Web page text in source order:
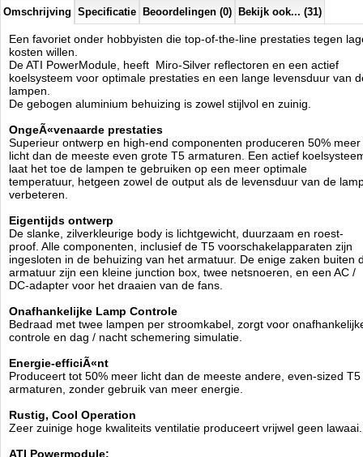
Individuele Parabool-stijl Reflectoren gemaakt van zilver-
gecoate 98% Reflecterende Aluminium
Active Cooling System
Ingebouwde elektronische ballast
acryl Shield
3 meter Power Cords (x2)
Slank, Verstelbare 'Griplock' Style Opknoping Kit
Met de ATI power module biedt ATI een T5 armatuur met prestaties.
Gemaakt van hoogwaardige materialen, gecombineerd in een edel
design is de Powermodule is een absoluut hoogtepunt. Speciaal
reflector materiaal in combinatie met een actieve koeling leveren
ongeÃÂ«venaarde performance, hierdoor kunnen T5
fluorescentielampen werken op hun optimale temperatuurbereik.
Elegant design gecombineerd met de absolute macht - met de ATI
Power Module krijg je alles in een prachtig pakket. Alle bouwdelen
zoals elektronische voorschakelapparaten, beste reflector materiaal en
andere zijn allen afkomstig van bekende merk fabrikanten.
De voordelen in een oogopslag:
Tijdloos design in een geanodiseerd aluminium behuizing
High-tech reflectoren
Lange levensduur door actieve koeling
Full-oppervlak spatscherm om buizen en reflectoren te
beschermen
Hoogwaardige elektronische ballasten
U kunt de power module gebruiken in 4 -, 6 -, 8 - of 10 lampen
verkrijgbaar in 24W, 39W, 54W of 80W. Alle armaturen in deze
Omschrijving Specificatie Beoordelingen (0) Bekijk ook... (31)
Een favoriet onder hobbyisten die top-of-the-line prestaties tegen
kosten willen.
De ATI PowerModule, heeft Miro-Silver reflectoren en een actief
koelsysteem voor optimale prestaties en een lange levensduur van
lampen.
De gebogen aluminium behuizing is zowel stijlvol en zuinig.
OngeÃ«venaarde prestaties
Superieur ontwerp en high-end componenten produceren 50% meer
licht dan de meeste even grote T5 armaturen. Een actief
laat het toe de lampen te gebruiken op een meer optimale
temperatuur, hetgeen zowel de output als de levensduur van de
verbeteren.
Eigentijds ontwerp
De slanke, zilverkleurige body is lichtgewicht, duurzaam en roest-
proof. Alle componenten, inclusief de T5 voorschakelapparaten zijn
ingesloten in de behuizing van het armatuur. De enige zaken buiten
armatuur zijn een kleine junction box, twee netsnoeren, en een AC /
DC-adapter voor het draaien van de fans.
Onafhankelijke Lamp Controle
Bedraad met twee lampen per stroomkabel, zorgt voor
controle en dag / nacht schemering simulatie.
Energie-efficiÃ«nt
Produceert tot 50% meer licht dan de meeste andere, even-sized T5
armaturen, zonder gebruik van meer energie.
Rustig, Cool Operation
Zeer zuinige hoge kwaliteits ventilatie produceert vrijwel geen lawaai.
ATI Powermodule: